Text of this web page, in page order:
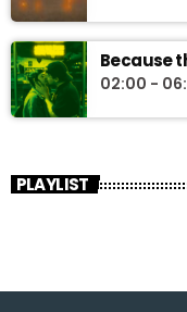
Because
02:00 -
PLAYLIST